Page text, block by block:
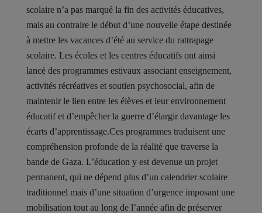
scolaire n’a pas marqué la fin des activités éducatives,
mais au contraire le début d’une nouvelle étape destinée
à mettre les vacances d’été au service du rattrapage
scolaire. Les écoles et les centres éducatifs ont ainsi
lancé des programmes estivaux associant enseignement,
activités récréatives et soutien psychosocial, afin de
maintenir le lien entre les élèves et leur environnement
éducatif et d’empêcher la guerre d’élargir davantage les
écarts d’apprentissage.Ces programmes traduisent une
compréhension profonde de la réalité que traverse la
bande de Gaza. L’éducation y est devenue un projet
permanent, qui ne dépend plus d’un calendrier scolaire
traditionnel mais d’une situation d’urgence imposant une
mobilisation tout au long de l’année afin de préserver